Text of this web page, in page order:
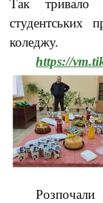
Так
студентських
коледжу.
https://